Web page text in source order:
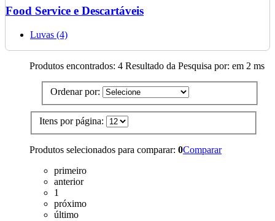
Food Service e Descartáveis
Luvas (4)
Produtos encontrados: 4 Resultado da Pesquisa por: em 2 ms
Ordenar por:
Itens por página:
Produtos selecionados para comparar: 0Comparar
primeiro
anterior
1
próximo
último